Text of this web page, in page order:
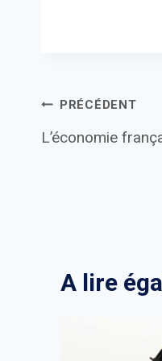
de
PRÉCÉDENT
L’économie
A lire